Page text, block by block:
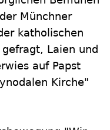
Münchner
katholischen
Laien und
auf Papst
Kirche"